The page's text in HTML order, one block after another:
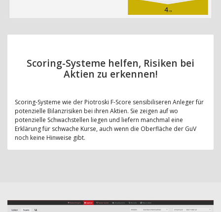
Scoring-Systeme helfen, Risiken bei
Aktien zu erkennen!
Scoring-Systeme wie der Piotroski F-Score sensibiliseren Anleger für
potenzielle Bilanzrisiken bei ihren Aktien. Sie zeigen auf wo
potenzielle Schwachstellen liegen und liefern manchmal eine
Erklärung für schwache Kurse, auch wenn die Oberfläche der GuV
noch keine Hinweise gibt.